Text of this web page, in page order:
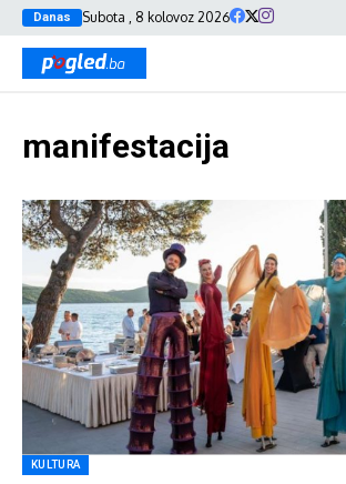
Danas Subota , 8 kolovoz 2026
manifestacija
KULTURA